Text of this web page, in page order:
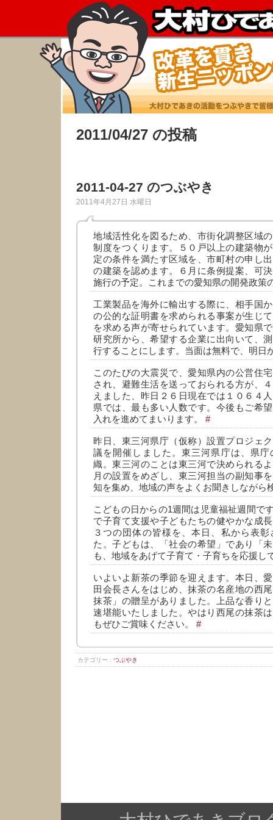
2011/04/27 の投稿
2011-04-27 のつぶやき
2011年4月27日 水曜日
地域活性化を図るため、市街化調整区域
制度をつくります。５０戸以上の建築物
定の条件を満たす区域を、市町村の申し
の建築を認めます。６月に条例提案、可
施行の予定。これまでの愛知県の開発政策
工業製品を海外に輸出する際に、相手国
の公的な証明書を求められる事案が生じ
を求める声が寄せられています。愛知県
研究所から、希望する企業に出向いて、
行することにします。当面は無料で、明日
このたびの大震災で、愛知県内の公営住
され、避難生活を送っておられる方が、
えました、昨日２６日現在では１０６４
県では、最も多い人数です。今後もご希
入れを進めてまいります。 #
昨日、東三河県庁（仮称）設置プロジェ
議を開催しました。東三河県庁は、県
織。東三河のことは東三河で決められる
月の設置をめざし、東三河担当の副知事
知を集め、地域の声をよくお聞きしながら
こどもの日からの1週間は児童福祉週間で
で子育て支援や子どもたちの健やかな成
３つの団体の皆様を、本日、私から表
た。子どもは、「社会の希望」であり「
も、地域をあげて子育て・子育ちを応援し
いよいよ新茶の季節を迎えます。本日、
田会長さんをはじめ、抹茶の名産地の西
抹茶」の贈呈がありました。上品な香り
速堪能いたしました。やはり西尾の抹茶
もぜひご賞味ください。 #
カテゴリー : つぶやき